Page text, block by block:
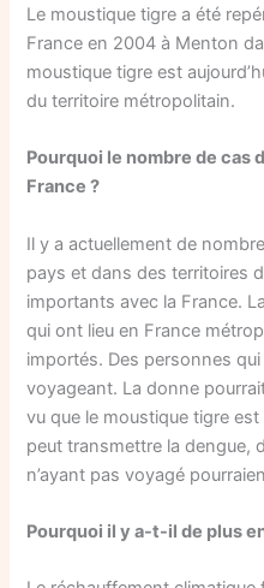
Le moustique tigre a été
France en 2004 à Menton
moustique tigre est
du territoire métropolitain.
Pourquoi le nombre de cas
France ?
Il y a actuellement de
pays et dans des territoires
importants avec la France.
qui ont lieu en France
importés. Des personnes
voyageant. La donne
vu que le moustique tigre
peut transmettre la dengue,
n’ayant pas voyagé
Pourquoi il y a-t-il de plus